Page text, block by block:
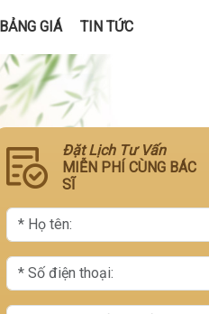
BẢNG GIÁ TIN TỨC
Đặt Lịch Tư Vấn
MIỄN PHÍ CÙNG BÁC
SĨ